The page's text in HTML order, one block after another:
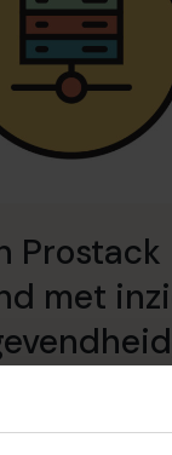
Prostack
met
te
groei te